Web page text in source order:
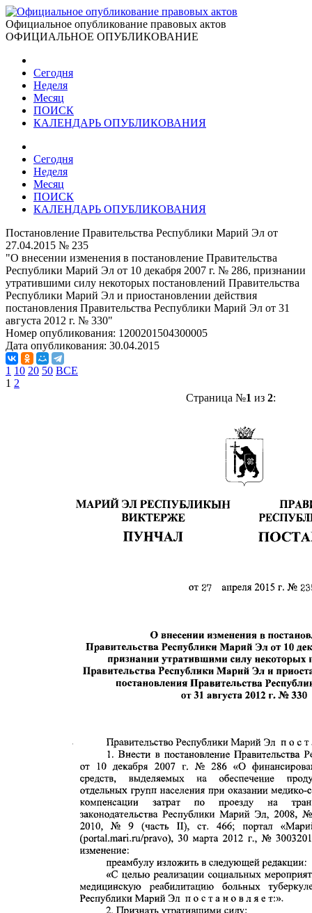
Официальное опубликование правовых актов
ОФИЦИАЛЬНОЕ ОПУБЛИКОВАНИЕ
Сегодня
Неделя
Месяц
ПОИСК
КАЛЕНДАРЬ ОПУБЛИКОВАНИЯ
Сегодня
Неделя
Месяц
ПОИСК
КАЛЕНДАРЬ ОПУБЛИКОВАНИЯ
Постановление Правительства Республики Марий Эл от
27.04.2015 № 235
"О внесении изменения в постановление Правительства
Республики Марий Эл от 10 декабря 2007 г. № 286, признании
утратившими силу некоторых постановлений Правительства
Республики Марий Эл и приостановлении действия
постановления Правительства Республики Марий Эл от 31
августа 2012 г. № 330"
Номер опубликования: 1200201504300005
Дата опубликования: 30.04.2015
1 10 20 50 ВСЕ
1 2
Страница №1 из 2: